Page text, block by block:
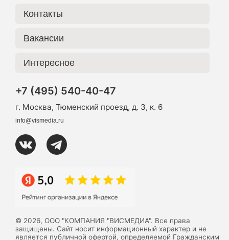
Контакты
Вакансии
Интересное
+7 (495) 540-40-47
г. Москва, Тюменский проезд, д. 3, к. 6
info@vismedia.ru
© 2026, ООО "КОМПАНИЯ "ВИСМЕДИА". Все права
защищены. Сайт носит информационный характер и не
является публичной офертой, определяемой Гражданским